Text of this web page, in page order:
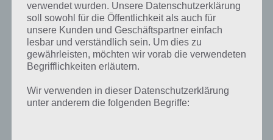
verwendet wurden. Unsere Datenschutzerklärung
soll sowohl für die Öffentlichkeit als auch für
unsere Kunden und Geschäftspartner einfach
lesbar und verständlich sein. Um dies zu
gewährleisten, möchten wir vorab die verwendeten
Begrifflichkeiten erläutern.
Wir verwenden in dieser Datenschutzerklärung
unter anderem die folgenden Begriffe: